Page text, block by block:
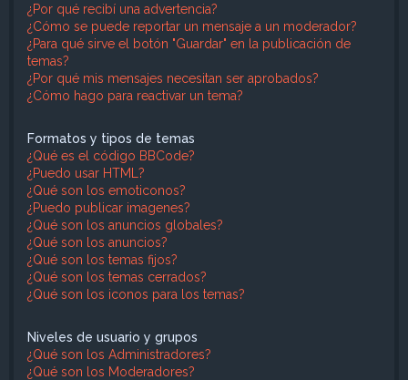
¿Por qué recibí una advertencia?
¿Cómo se puede reportar un mensaje a un moderador?
¿Para qué sirve el botón "Guardar" en la publicación de
temas?
¿Por qué mis mensajes necesitan ser aprobados?
¿Cómo hago para reactivar un tema?
Formatos y tipos de temas
¿Qué es el código BBCode?
¿Puedo usar HTML?
¿Qué son los emoticonos?
¿Puedo publicar imagenes?
¿Qué son los anuncios globales?
¿Qué son los anuncios?
¿Qué son los temas fijos?
¿Qué son los temas cerrados?
¿Qué son los iconos para los temas?
Niveles de usuario y grupos
¿Qué son los Administradores?
¿Qué son los Moderadores?